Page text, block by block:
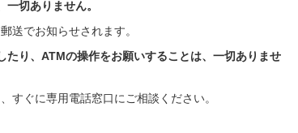
切ありません。
でお知らせされます。
たり、ATMの操作をお願いすることは、一切ありませ
すぐに専用電話窓口にご相談ください。